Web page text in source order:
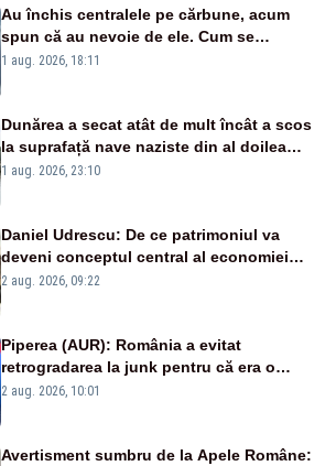
Au închis centralele pe cărbune, acum
spun că au nevoie de ele. Cum se
pasează vina în plină criză energetică
1 aug. 2026, 18:11
Dunărea a secat atât de mult încât a scos
la suprafață nave naziste din al doilea
război mondial
1 aug. 2026, 23:10
Daniel Udrescu: De ce patrimoniul va
deveni conceptul central al economiei
viitoare?
2 aug. 2026, 09:22
Piperea (AUR): România a evitat
retrogradarea la junk pentru că era o
catastrofă pentru bănci și fondurile de
2 aug. 2026, 10:01
Avertisment sumbru de la Apele Române: